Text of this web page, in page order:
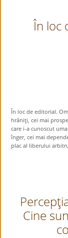
În loc
În loc de editorial.
hrăniţi, cei mai
care i-a cunoscut
înger, cei mai
plac al liberului
Cine